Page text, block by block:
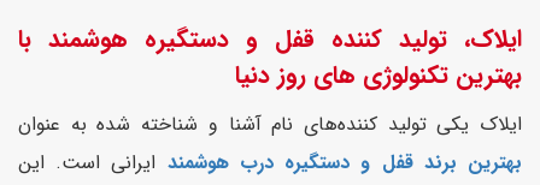
ایلاک، تولید کننده قفل و دستگیره هوشمند با
بهترین تکنولوژی های روز دنیا
ایلاک یکی تولید کننده‌های نام آشنا و شناخته شده به عنوان
بهترین برند قفل و دستگیره درب هوشمند ایرانی است. این